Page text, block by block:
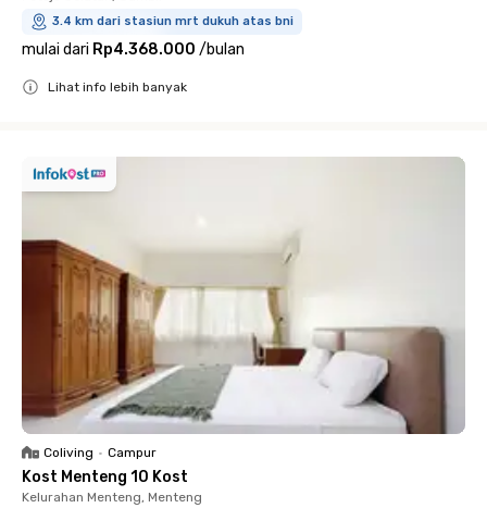
3.4 km dari stasiun mrt dukuh atas bni
mulai dari Rp4.368.000 /bulan
Lihat info lebih banyak
Coliving • Campur
Kost Menteng 10 Kost
Kelurahan Menteng, Menteng